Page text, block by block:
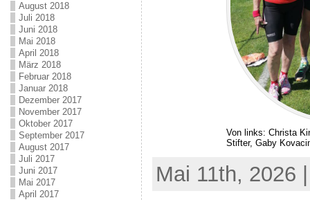
August 2018
Juli 2018
Juni 2018
Mai 2018
April 2018
März 2018
Februar 2018
Januar 2018
Dezember 2017
November 2017
Oktober 2017
September 2017
August 2017
Juli 2017
Juni 2017
Mai 2017
April 2017
Von links: Christa
Stifter, Gaby
Mai 11th, 2026